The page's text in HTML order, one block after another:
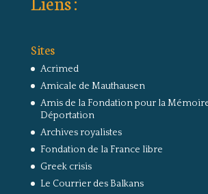
Sites
Acrimed
Amicale de Mauthausen
Amis de la Fondation pour la
Déportation
Archives royalistes
Fondation de la France libre
Greek crisis
Le Courrier des Balkans